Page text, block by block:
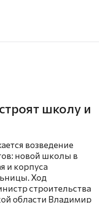
школу и
возведение
новой школы в
и корпуса
Ход
строительства
области Владимир